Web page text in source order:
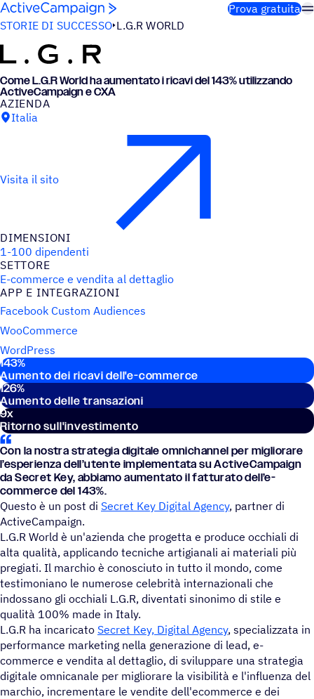
Salta al contenuto
Prova gratuita
STORIE DI SUCCESSO L.G.R WORLD
Come L.G.R World ha aumen­tato i ricavi del 143% utiliz­zando
ActiveCampaign e CXA
AZIENDA
Italia
Visita il sito
DIMEN­SIONI
1-100 dipendenti
SETTORE
E-commerce e vendita al dettaglio
APP E INTEGRAZIONI
Facebook Custom Audiences
WooCommerce
WordPress
Stati­sti­che importanti
143%
Aumento dei ricavi dell'e-commerce
126%
Aumento delle transazioni
9x
Ritorno sull'investimento
Con la nostra stra­te­gia digi­tale omni­chan­nel per miglio­rare
l’espe­rienza dell’u­tente imple­men­tata su ActiveCampaign
da Secret Key, abbiamo aumen­tato il fattu­rato dell’e-
commerce del 143%.
Questo è un post di Secret Key Digital Agency, partner di
ActiveCampaign.
L.G.R World è un'azienda che progetta e produce occhiali di
alta qualità, applicando tecniche artigianali ai materiali più
pregiati. Il marchio è conosciuto in tutto il mondo, come
testimoniano le numerose celebrità internazionali che
indossano gli occhiali L.G.R, diventati sinonimo di stile e
qualità 100% made in Italy.
L.G.R ha incaricato Secret Key, Digital Agency, specializzata in
performance marketing nella generazione di lead, e-
commerce e vendita al dettaglio, di sviluppare una strategia
digitale omnicanale per migliorare la visibilità e l'influenza del
marchio, incrementare le vendite dell'ecommerce e dei